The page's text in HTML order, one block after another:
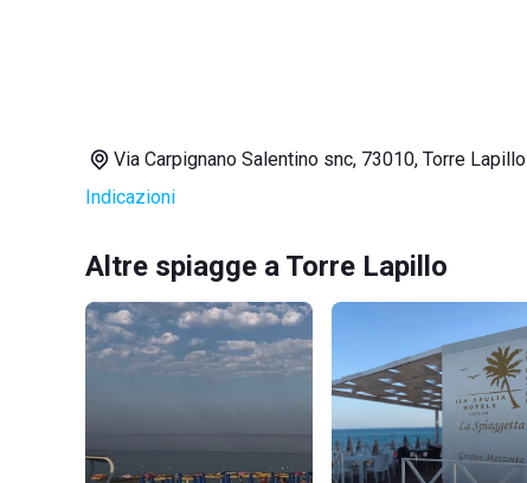
Via Carpignano Salentino snc, 73010, Torre Lapillo
Indicazioni
Altre spiagge a Torre Lapillo